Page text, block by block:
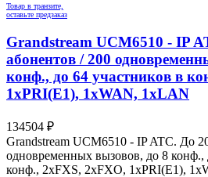
Товар в транзите,
оставьте предзаказ
Grandstream UCM6510 - IP
абонентов / 200
конф., до 64 участников в
1xPRI(E1), 1xWAN, 1xLAN
134504 ₽
Grandstream UCM6510 - IP ATC. До
одновременных вызовов, до 8 конф.,
конф., 2хFXS, 2xFXO, 1xPRI(E1),